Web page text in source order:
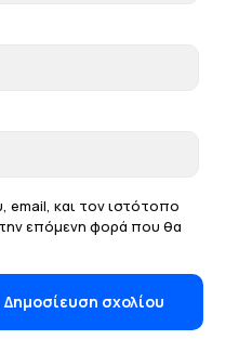
και τον ιστότοπο
επόμενη φορά που θα